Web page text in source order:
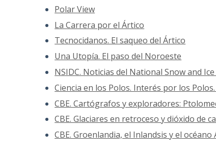
Polar View
La Carrera por el Ártico
Tecnocidanos. El saqueo del Ártico
Una Utopía. El paso del Noroeste
NSIDC. Noticias del National Snow and
Ciencia en los Polos. Interés por los
CBE. Cartógrafos y exploradores:
CBE. Glaciares en retroceso y dióxido de
CBE. Groenlandia, el Inlandsis y el océano